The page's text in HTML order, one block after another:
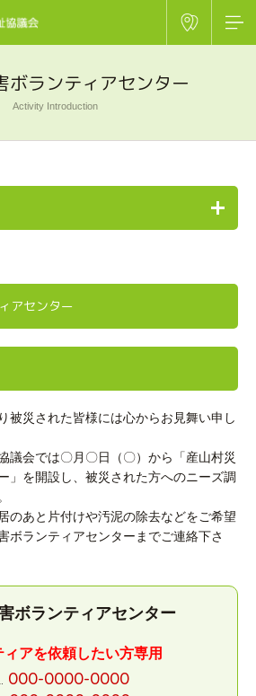
ボランティアセンター
Activity Introduction
アセンター
被災された皆様には心からお見舞い申し
議会では〇月〇日（〇）から「産山村災
」を開設し、被災された方へのニーズ調
のあと片付けや汚泥の除去などをご希望
ボランティアセンターまでご連絡下さ
ボランティアセンター
ィアを依頼したい方専用
000-0000-0000